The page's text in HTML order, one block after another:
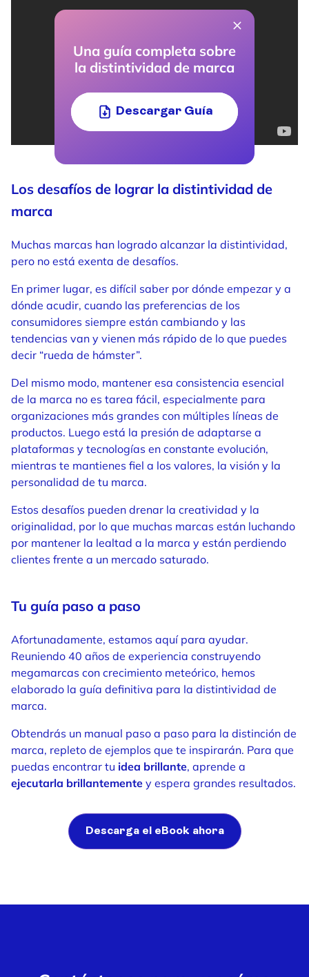
Los desafíos de lograr la distintividad de
marca
Muchas marcas han logrado alcanzar la distintividad,
pero no está exenta de desafíos.
En primer lugar, es difícil saber por dónde empezar y a
dónde acudir, cuando las preferencias de los
consumidores siempre están cambiando y las
tendencias van y vienen más rápido de lo que puedes
decir “rueda de hámster”.
Del mismo modo, mantener esa consistencia esencial
de la marca no es tarea fácil, especialmente para
organizaciones más grandes con múltiples líneas de
productos. Luego está la presión de adaptarse a
plataformas y tecnologías en constante evolución,
mientras te mantienes fiel a los valores, la visión y la
personalidad de tu marca.
Estos desafíos pueden drenar la creatividad y la
originalidad, por lo que muchas marcas están luchando
por mantener la lealtad a la marca y están perdiendo
clientes frente a un mercado saturado.
Tu guía paso a paso
Afortunadamente, estamos aquí para ayudar.
Reuniendo 40 años de experiencia construyendo
megamarcas con crecimiento meteórico, hemos
elaborado la guía definitiva para la distintividad de
marca.
Obtendrás un manual paso a paso para la distinción de
marca, repleto de ejemplos que te inspirarán. Para que
puedas encontrar tu idea brillante, aprende a
ejecutarla brillantemente y espera grandes resultados.
Descarga el eBook ahora
Una guía completa sobre
la distintividad de marca
Descargar Guía